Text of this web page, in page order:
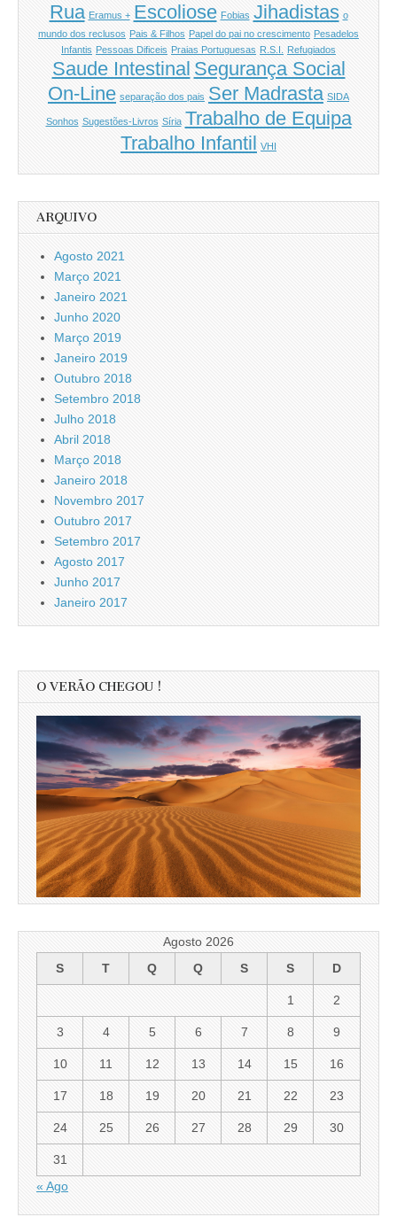
Rua Eramus + Escoliose Fobias Jihadistas o
mundo dos reclusos Pais & Filhos Papel do pai no crescimento Pesadelos
Infantis Pessoas Dificeis Praias Portuguesas R.S.I. Refugiados
Saude Intestinal Segurança Social
On-Line separação dos pais Ser Madrasta SIDA
Sonhos Sugestões-Livros Síria Trabalho de Equipa
Trabalho Infantil
VHI
ARQUIVO
Agosto 2021
Março 2021
Janeiro 2021
Junho 2020
Março 2019
Janeiro 2019
Outubro 2018
Setembro 2018
Julho 2018
Abril 2018
Março 2018
Janeiro 2018
Novembro 2017
Outubro 2017
Setembro 2017
Agosto 2017
Junho 2017
Janeiro 2017
O VERÃO CHEGOU !
Agosto 2026
S
T Q Q S S D
1 2
3 4 5 6 7 8 9
10 11 12 13 14 15 16
17 18 19 20 21 22 23
24 25 26 27 28 29 30
31
« Ago